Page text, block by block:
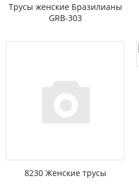
Трусы женские Бразилианы
GRB-303
8230 Женские трусы